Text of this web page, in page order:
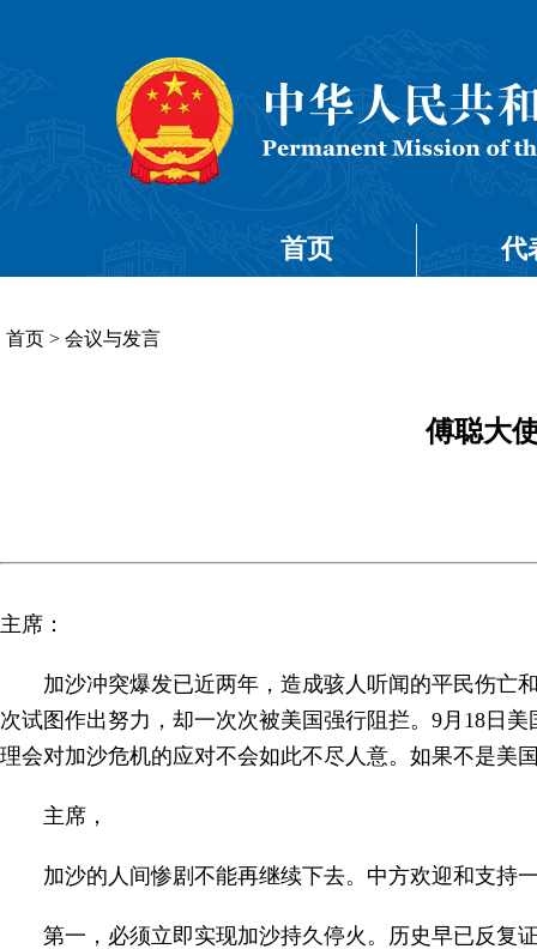
首页 代
首页 > 会议与发言
傅聪大
主席：
加沙冲突爆发已近两年，造成骇人听闻的平民伤亡
次试图作出努力，却一次次被美国强行阻拦。9月18日
理会对加沙危机的应对不会如此不尽人意。如果不是美
主席，
加沙的人间惨剧不能再继续下去。中方欢迎和支持
第一，必须立即实现加沙持久停火。历史早已反复